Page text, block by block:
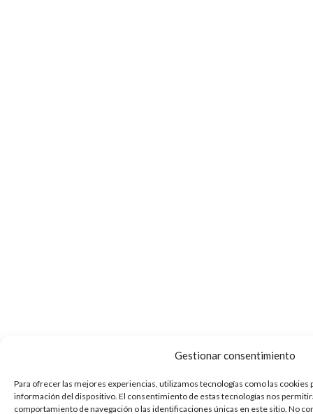
Gestionar consentimiento
Para ofrecer las mejores experiencias, utilizamos tecnologías como las cookies
información del dispositivo. El consentimiento de estas tecnologías nos
comportamiento de navegación o las identificaciones únicas en este sitio. No